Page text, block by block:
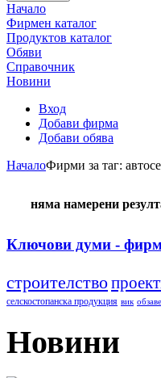
Начало
Фирмен каталог
Продуктoв каталог
Обяви
Справочник
Новини
Вход
Добави фирма
Добави обява
НачалоФирми за таг:
няма намерени
Ключови думи -
строителство
селскостопанска продукция вик
Новини